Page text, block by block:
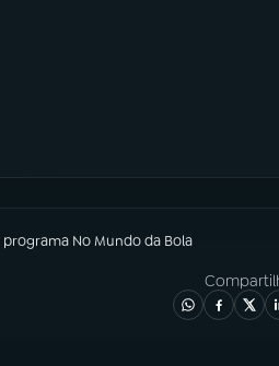
programa No Mundo da Bola